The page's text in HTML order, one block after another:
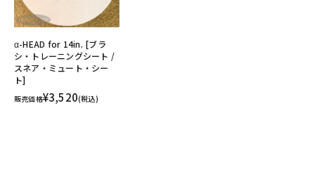
α-HEAD for 14in. [ブラ
シ・トレーニングシート /
スネア・ミュート・シー
ト]
販売価格¥3,520(税込)